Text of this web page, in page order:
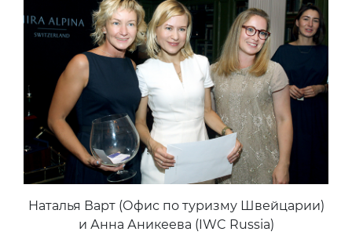
Наталья Варт (Офис по туризму Швейцарии)
и Анна Аникеева (IWC Russia)